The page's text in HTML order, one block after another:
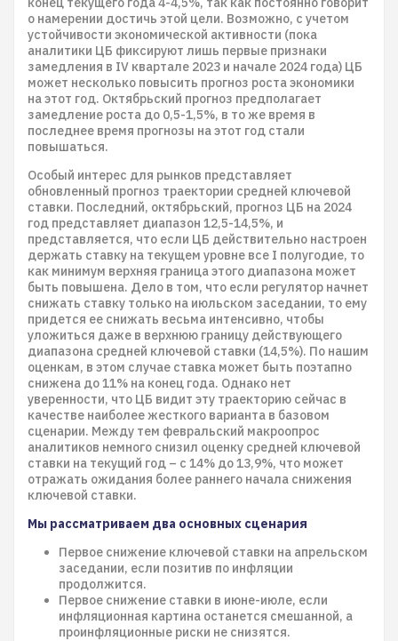
о намерении достичь этой цели. Возможно, с учетом
устойчивости экономической активности (пока
аналитики ЦБ фиксируют лишь первые признаки
замедления в IV квартале 2023 и начале 2024 года) ЦБ
может несколько повысить прогноз роста экономики
на этот год. Октябрьский прогноз предполагает
замедление роста до 0,5-1,5%, в то же время в
последнее время прогнозы на этот год стали
повышаться.
Особый интерес для рынков представляет
обновленный прогноз траектории средней ключевой
ставки. Последний, октябрьский, прогноз ЦБ на 2024
год представляет диапазон 12,5-14,5%, и
представляется, что если ЦБ действительно настроен
держать ставку на текущем уровне все I полугодие, то
как минимум верхняя граница этого диапазона может
быть повышена. Дело в том, что если регулятор начнет
снижать ставку только на июльском заседании, то ему
придется ее снижать весьма интенсивно, чтобы
уложиться даже в верхнюю границу действующего
диапазона средней ключевой ставки (14,5%). По нашим
оценкам, в этом случае ставка может быть поэтапно
снижена до 11% на конец года. Однако нет
уверенности, что ЦБ видит эту траекторию сейчас в
качестве наиболее жесткого варианта в базовом
сценарии. Между тем февральский макроопрос
аналитиков немного снизил оценку средней ключевой
ставки на текущий год – с 14% до 13,9%, что может
отражать ожидания более раннего начала снижения
ключевой ставки.
Мы рассматриваем два основных сценария
Первое снижение ключевой ставки на апрельском
заседании, если позитив по инфляции
продолжится.
Первое снижение ставки в июне-июле, если
инфляционная картина останется смешанной, а
проинфляционные риски не снизятся.